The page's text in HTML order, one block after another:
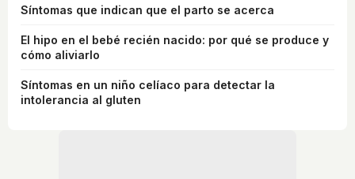
Síntomas que indican que el parto se acerca
El hipo en el bebé recién nacido: por qué se produce y
cómo aliviarlo
Síntomas en un niño celíaco para detectar la
intolerancia al gluten